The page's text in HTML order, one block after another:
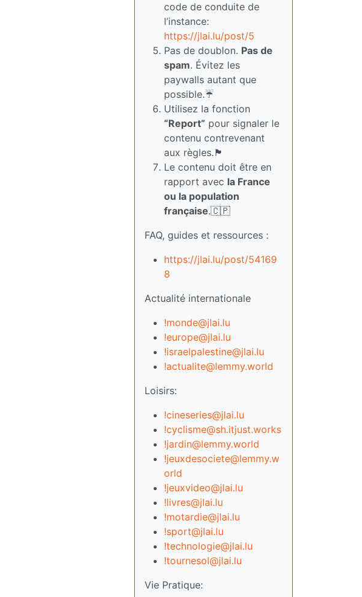
code de conduite de
l’instance:
https://jlai.lu/post/5
Pas de doublon. Pas de
spam. Évitez les
paywalls autant que
possible.☔
Utilisez la fonction
“Report” pour signaler le
contenu contrevenant
aux règles.🏴
Le contenu doit être en
rapport avec la France
ou la population
française.🇨🇵
FAQ, guides et ressources :
https://jlai.lu/post/54169
8
Actualité internationale
!monde@jlai.lu
!europe@jlai.lu
!israelpalestine@jlai.lu
!actualite@lemmy.world
Loisirs:
!cineseries@jlai.lu
!cyclisme@sh.itjust.works
!jardin@lemmy.world
!jeuxdesociete@lemmy.w
orld
!jeuxvideo@jlai.lu
!livres@jlai.lu
!motardie@jlai.lu
!sport@jlai.lu
!technologie@jlai.lu
!tournesol@jlai.lu
Vie Pratique: